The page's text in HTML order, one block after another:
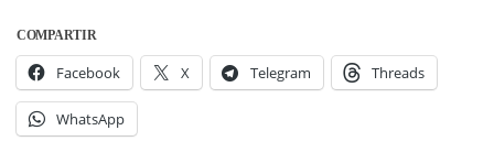
COMPARTIR
Facebook X Telegram Threads
WhatsApp